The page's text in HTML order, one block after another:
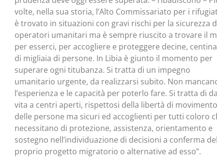
volte, nella sua storia, l’Alto Commissariato per i
è trovato in situazioni con gravi rischi per la sicurezza
operatori umanitari ma è sempre riuscito a trovare il
per esserci, per accogliere e proteggere decine,
di migliaia di persone. In Libia è giunto il momento per
superare ogni titubanza. Si tratta di un impegno
umanitario urgente, da realizzarsi subito. Non
l’esperienza e le capacità per poterlo fare. Si tratta di
vita a centri aperti, rispettosi della libertà di movimento
delle persone ma sicuri ed accoglienti per tutti coloro
necessitano di protezione, assistenza, orientamento e
sostegno nell’individuazione di decisioni a conferma
proprio progetto migratorio o alternative ad esso”.